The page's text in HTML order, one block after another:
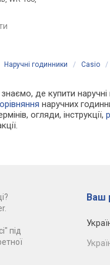
Наручні годинники / Casio /
де купити
наручних
огляди, інструкції,
під
Ваш